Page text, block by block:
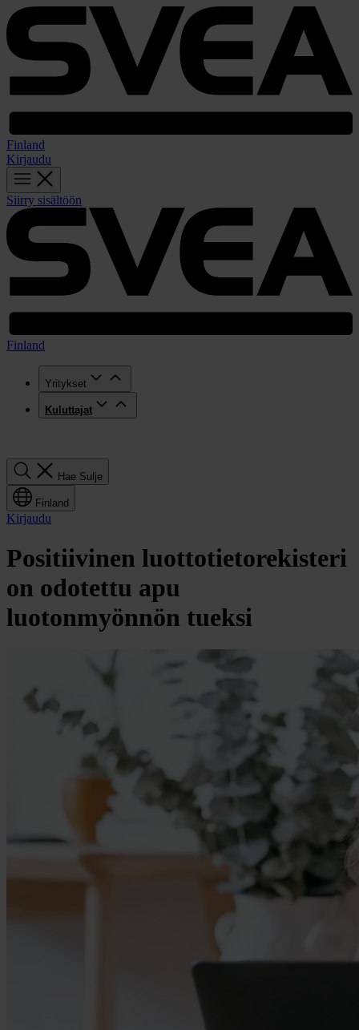
Finland
Kirjaudu
Siirry sisältöön
Finland
Yritykset
Kuluttajat
Hae Sulje
Finland
Kirjaudu
Positiivinen luottotietorekisteri
on odotettu apu
luotonmyönnön tueksi